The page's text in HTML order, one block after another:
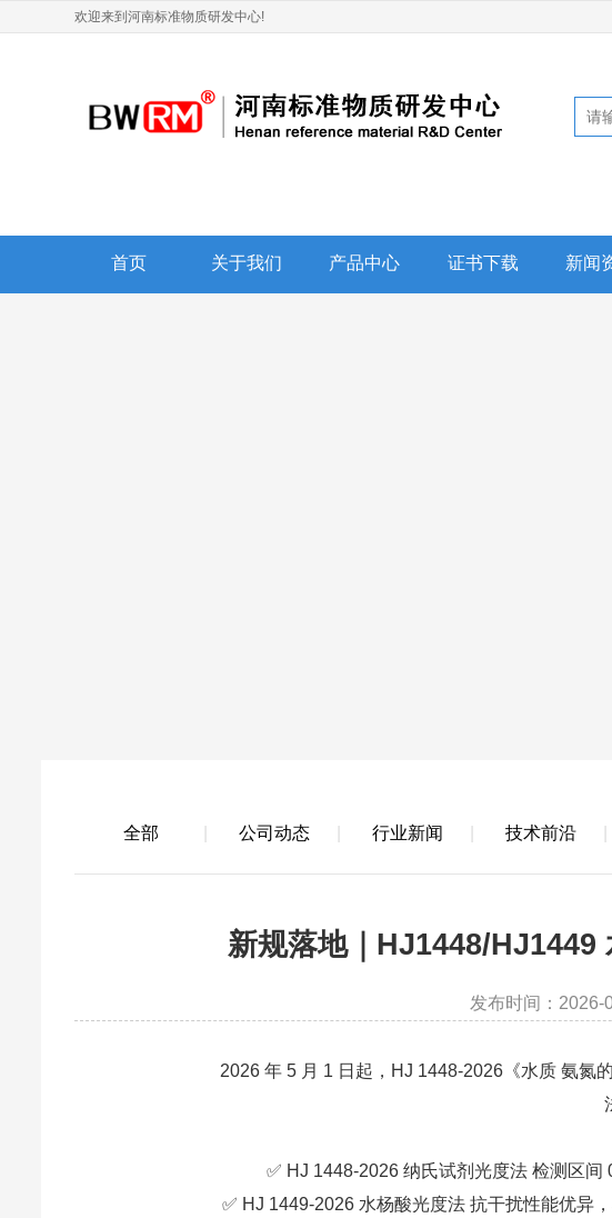
欢迎来到河南标准物质研发中心!
首页 关于我们 产品中心 证书下载 新闻
全部 公司动态 行业新闻 技术前沿
新规落地｜HJ1448/HJ1449
发布时间：2026-
2026 年 5 月 1 日起，HJ 1448-2026《水质 氨氮
✅ HJ 1448-2026 纳氏试剂光度法 检测区
✅ HJ 1449-2026 水杨酸光度法 抗干扰性能优异